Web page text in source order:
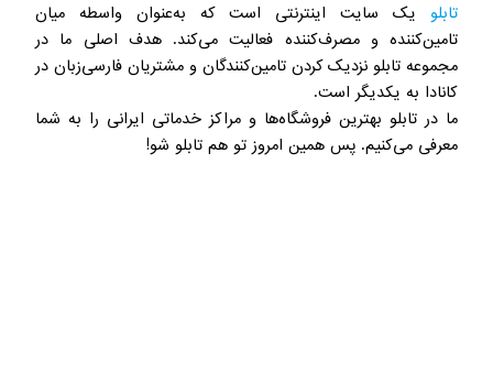
تابلو یک سایت اینترنتی است که به‌عنوان واسطه میان
تامین‌کننده و مصرف‌کننده فعالیت می‌کند. هدف اصلی ما در
مجموعه تابلو نزدیک‌ کردن تامین‌کنندگان و مشتریان فارسی‌زبان در
کانادا به یکدیگر است.
ما در تابلو بهترین فروشگاه‌ها و مراکز خدماتی ایرانی را به شما
معرفی می‌کنیم. پس همین امروز تو هم تابلو شو!